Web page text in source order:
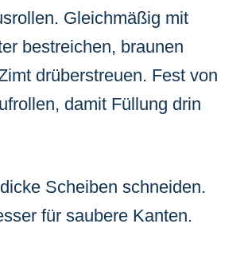
Gleichmäßig mit
bestreichen, braunen
drüberstreuen. Fest von
damit Füllung drin
Scheiben schneiden.
für saubere Kanten.